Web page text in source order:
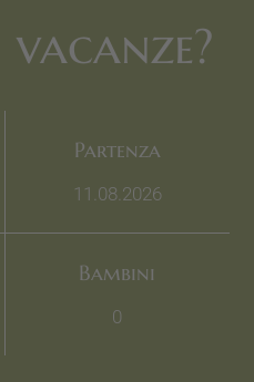
Partenza
Bambini